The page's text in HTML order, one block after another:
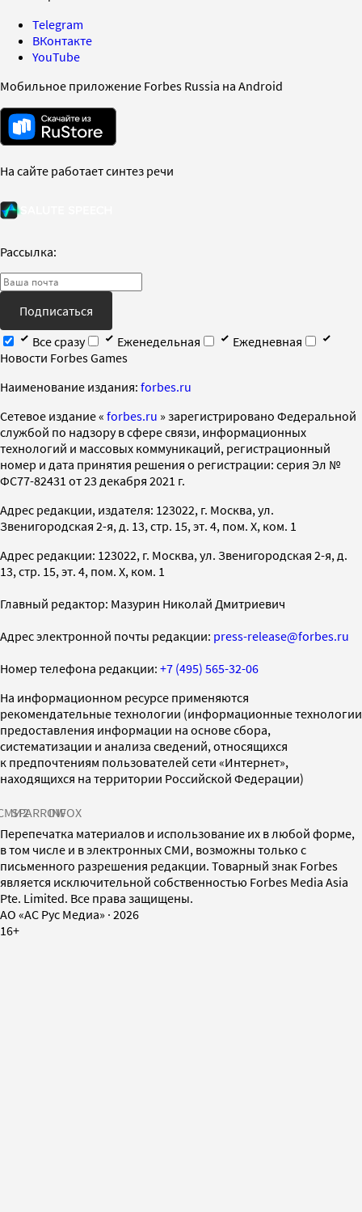
Telegram
ВКонтакте
YouTube
Мобильное приложение Forbes Russia на Android
На сайте работает синтез речи
Рассылка:
Подписаться
Все сразу
Еженедельная
Ежедневная
Новости Forbes Games
Наименование издания: forbes.ru
Cетевое издание « forbes.ru » зарегистрировано Федеральной
службой по надзору в сфере связи, информационных
технологий и массовых коммуникаций, регистрационный
номер и дата принятия решения о регистрации: серия Эл №
ФС77-82431 от 23 декабря 2021 г.
Адрес редакции, издателя: 123022, г. Москва, ул.
Звенигородская 2-я, д. 13, стр. 15, эт. 4, пом. X, ком. 1
Адрес редакции: 123022, г. Москва, ул. Звенигородская 2-я, д.
13, стр. 15, эт. 4, пом. X, ком. 1
Главный редактор: Мазурин Николай Дмитриевич
Адрес электронной почты редакции: press-release@forbes.ru
Номер телефона редакции: +7 (495) 565-32-06
На информационном ресурсе применяются
рекомендательные технологии (информационные технологии
предоставления информации на основе сбора,
систематизации и анализа сведений, относящихся
к предпочтениям пользователей сети «Интернет»,
находящихся на территории Российской Федерации)
SPARROWINFOX
Перепечатка материалов и использование их в любой форме,
в том числе и в электронных СМИ, возможны только с
письменного разрешения редакции. Товарный знак Forbes
является исключительной собственностью Forbes Media Asia
Pte. Limited. Все права защищены.
AO «АС Рус Медиа» · 2026
16+